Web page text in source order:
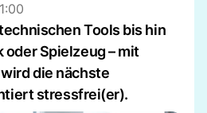
Tools bis hin
oder Spielzeug – mit
die nächste
stressfrei(er).